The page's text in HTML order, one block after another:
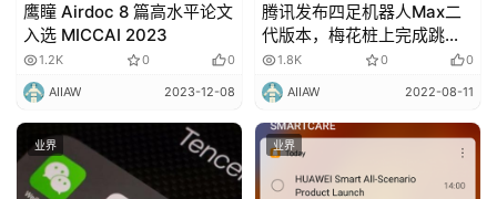
鹰瞳 Airdoc 8 篇高水平论文
入选 MICCAI 2023
1.2K 0 0
AIIAW 2023-12-08
腾讯发布四足机器人Max二
代版本，梅花桩上完成跳
跃、空翻
1.8K 0 0
AIIAW 2022-08-11
业界 业界